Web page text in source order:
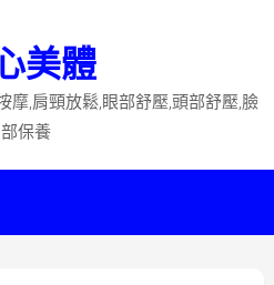
美體
摩,肩頸放鬆,眼部舒壓,頭部舒壓,臉
部保養